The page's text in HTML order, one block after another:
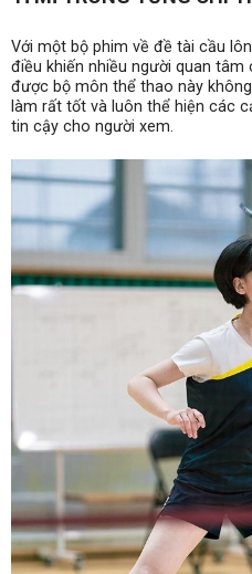
Với một bộ phim về đề tài cầu
điều khiến nhiều người quan
được bộ môn thể thao này
làm rất tốt và luôn thể hiện các
tin cậy cho người xem.